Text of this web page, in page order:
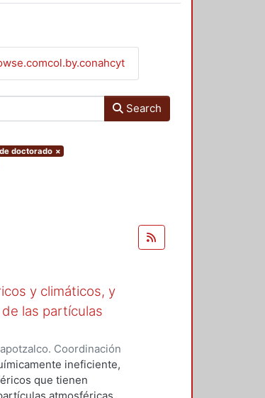
Search
doctorado ×
y climáticos, y
las partículas
Coordinación
NAXIELI
ineficiente,
que tienen